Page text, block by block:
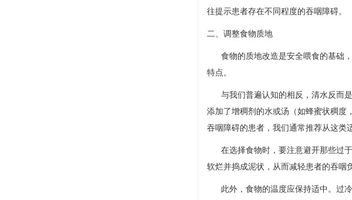
往提示患者存在不同程度的吞咽障碍。
二、调整食物质地
食物的质地改造是安全喂食的基础
特点。
与我们普遍认知的相反，清水反而
添加了增稠剂的水或汤（如蜂蜜状稠度
吞咽障碍的患者，我们通常推荐从这类
在选择食物时，要注意避开那些过
软烂并捣成泥状，从而减轻患者的吞咽
此外，食物的温度应保持适中。过